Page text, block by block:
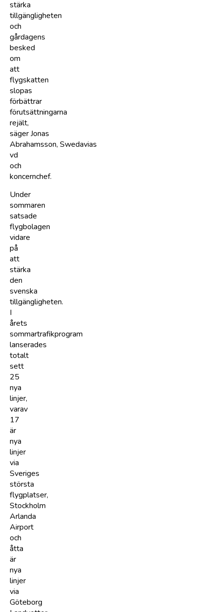
stärka
tillgängligheten
och
gårdagens
besked
om
att
flygskatten
slopas
förbättrar
förutsättningarna
rejält,
säger Jonas
Abrahamsson, Swedavias
vd
och
koncernchef.
Under
sommaren
satsade
flygbolagen
vidare
på
att
stärka
den
svenska
tillgängligheten.
I
årets
sommartrafikprogram
lanserades
totalt
sett
25
nya
linjer,
varav
17
är
nya
linjer
via
Sveriges
största
flygplatser,
Stockholm
Arlanda
Airport
och
åtta
är
nya
linjer
via
Göteborg